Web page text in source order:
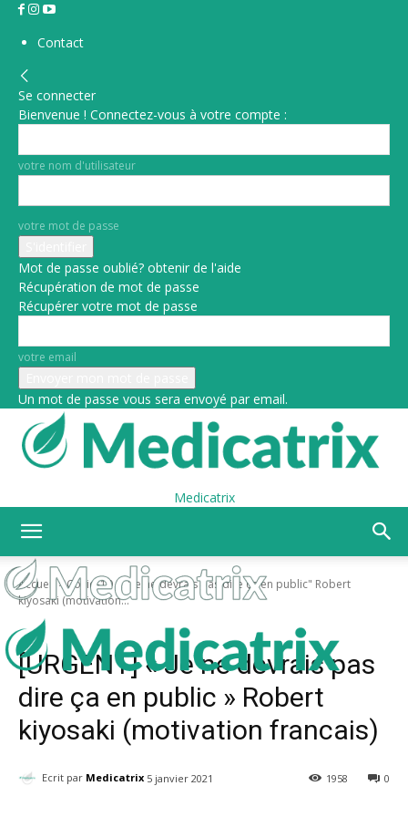
Contact
Se connecter
Bienvenue ! Connectez-vous à votre compte :
votre nom d'utilisateur
votre mot de passe
Mot de passe oublié? obtenir de l'aide
Récupération de mot de passe
Récupérer votre mot de passe
votre email
Un mot de passe vous sera envoyé par email.
Medicatrix
Accueil Covid-19
"Je ne devrais pas dire ça en public" Robert
kiyosaki (motivation...
Covid-19
[URGENT] « Je ne devrais pas
dire ça en public » Robert
kiyosaki (motivation francais)
Ecrit par Medicatrix 5 janvier 2021 0
1958